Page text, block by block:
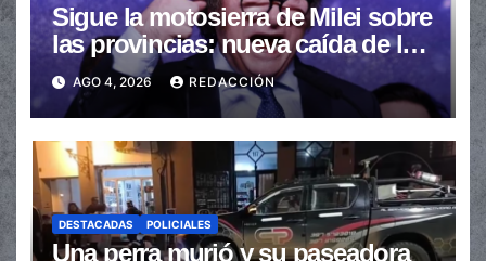
Sigue la motosierra de Milei sobre
las provincias: nueva caída de las
transferencias no automáticas
AGO 4, 2026 REDACCIÓN
DESTACADAS POLICIALES
Una perra murió y su paseadora